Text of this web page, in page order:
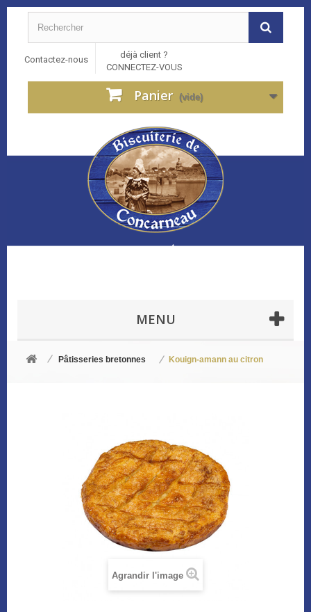
Contactez-nous
déjà client ?
CONNECTEZ-VOUS
Panier (vide)
MENU
Pâtisseries bretonnes Kouign-amann au citron
Agrandir l'image